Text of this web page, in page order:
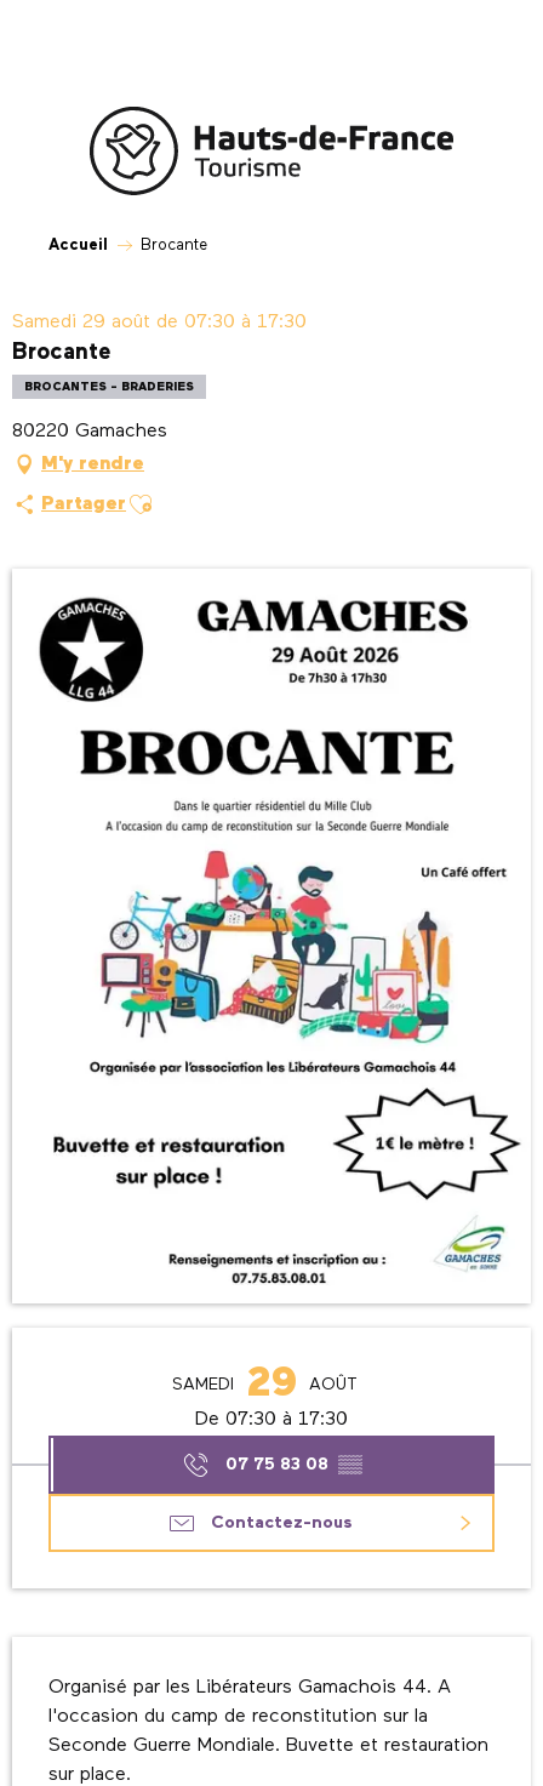
Accueil Brocante
Samedi 29 août de 07:30 à 17:30
Brocante
BROCANTES - BRADERIES
80220 Gamaches
M'y rendre
Partager Ajouter aux favoris
SAMEDI 29 AOÛT
De 07:30 à 17:30
07 75 83 08 ▒▒
Contactez-nous
Organisé par les Libérateurs Gamachois 44. A
l'occasion du camp de reconstitution sur la
Seconde Guerre Mondiale. Buvette et restauration
sur place.